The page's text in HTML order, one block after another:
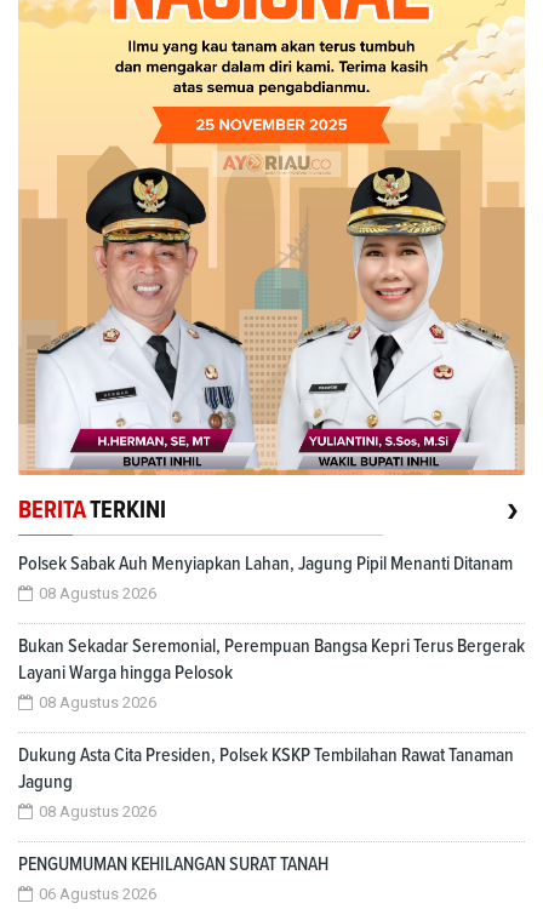
BERITATERKINI ›
Polsek Sabak Auh Menyiapkan Lahan, Jagung Pipil Menanti Ditanam
08 Agustus 2026
Bukan Sekadar Seremonial, Perempuan Bangsa Kepri Terus Bergerak
Layani Warga hingga Pelosok
08 Agustus 2026
Dukung Asta Cita Presiden, Polsek KSKP Tembilahan Rawat Tanaman
Jagung
08 Agustus 2026
PENGUMUMAN KEHILANGAN SURAT TANAH
06 Agustus 2026